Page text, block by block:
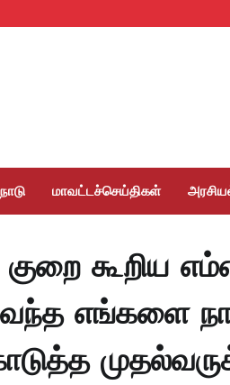
மாவட்டச்செய்திகள்
கூறிய
வந்த எங்களை